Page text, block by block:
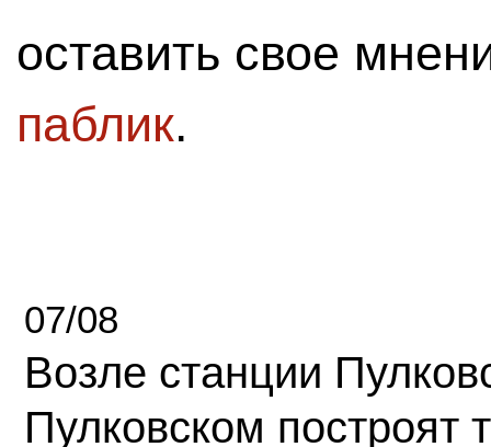
оставить свое
паблик.
07/08
Возле станции
Пулковском построят